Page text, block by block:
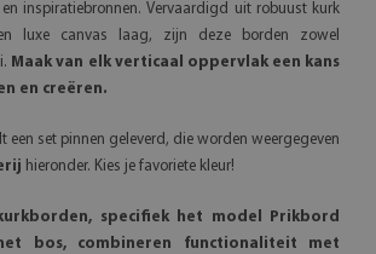
inspiratiebronnen. Vervaardigd uit robuust kurk
luxe canvas laag, zijn deze borden zowel
Maak van elk verticaal oppervlak een kans
en creëren.
een set pinnen geleverd, die worden weergegeven
hieronder. Kies je favoriete kleur!
specifiek het model Prikbord
bos, combineren functionaliteit met